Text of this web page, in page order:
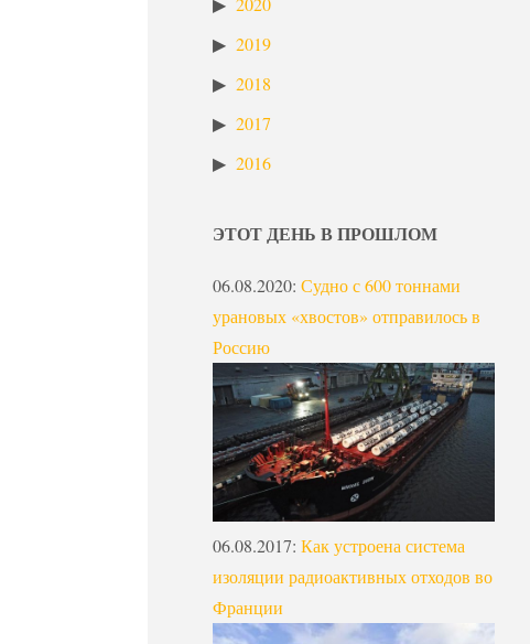
2019
2018
2017
2016
ЭТОТ ДЕНЬ В ПРОШЛОМ
06.08.2020: Судно с 600 тоннами
урановых «хвостов» отправилось в
Россию
06.08.2017: Как устроена система
изоляции радиоактивных отходов во
Франции